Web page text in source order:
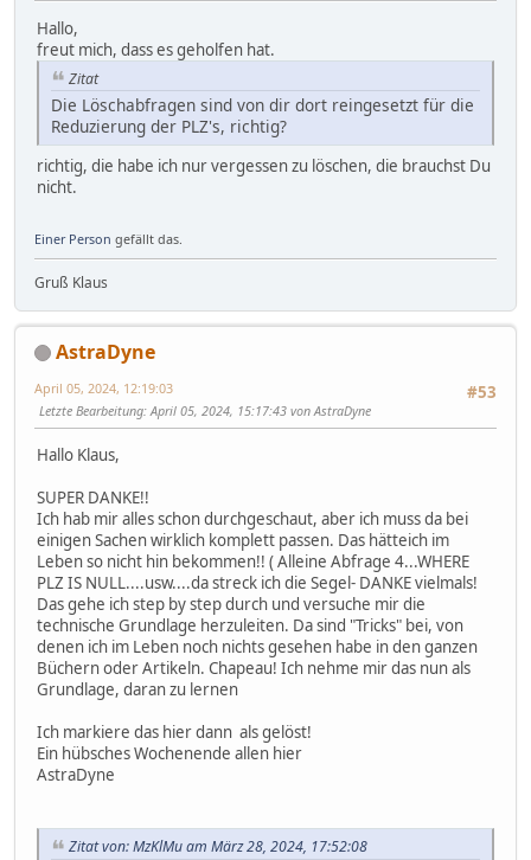
Hallo,
freut mich, dass es geholfen hat.
Zitat
Die Löschabfragen sind von dir dort reingesetzt für die
Reduzierung der PLZ's, richtig?
richtig, die habe ich nur vergessen zu löschen, die brauchst Du
nicht.
Einer Person gefällt das.
Gruß Klaus
AstraDyne
#53
April 05, 2024, 12:19:03
Letzte Bearbeitung: April 05, 2024, 15:17:43 von AstraDyne
Hallo Klaus,
SUPER DANKE!!
Ich hab mir alles schon durchgeschaut, aber ich muss da bei
einigen Sachen wirklich komplett passen. Das hätteich im
Leben so nicht hin bekommen!! ( Alleine Abfrage 4...WHERE
PLZ IS NULL....usw....da streck ich die Segel- DANKE vielmals!
Das gehe ich step by step durch und versuche mir die
technische Grundlage herzuleiten. Da sind "Tricks" bei, von
denen ich im Leben noch nichts gesehen habe in den ganzen
Büchern oder Artikeln. Chapeau! Ich nehme mir das nun als
Grundlage, daran zu lernen
Ich markiere das hier dann als gelöst!
Ein hübsches Wochenende allen hier
AstraDyne
Zitat von: MzKlMu am März 28, 2024, 17:52:08